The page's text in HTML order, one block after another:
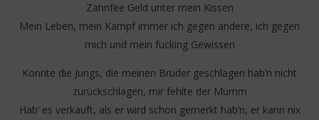
Zahnfee Geld unter mein Kissen
Mein Leben, mein Kampf immer ich gegen andere, ich gegen
mich und mein fucking Gewissen
Konnte die Jungs, die meinen Bruder geschlagen hab’n nicht
zurückschlagen, mir fehlte der Mumm
Hab’ es verkauft, als er wird schon gemerkt hab’n, er kann nix